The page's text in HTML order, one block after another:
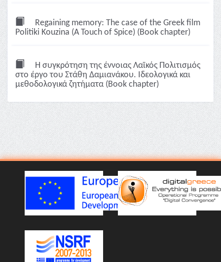
Regaining memory: The case of the Greek film
Politiki Kouzina (A Touch of Spice) (Book chapter)
H συγκρότηση της έννοιας Λαϊκός Πολιτισμός
στο έργο του Στάθη Δαμιανάκου. Iδεολογικά και
μεθοδολογικά ζητήματα (Book chapter)